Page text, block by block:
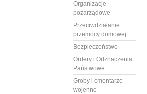
Organizacje
pozarządowe
Przeciwdziałanie
przemocy domowej
Bezpieczeństwo
Ordery i Odznaczenia
Państwowe
Groby i cmentarze
wojenne